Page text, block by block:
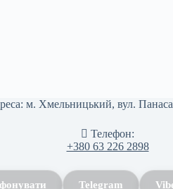
м. Хмельницький, вул.
Телефон:
+380 63 226 2898
Telegram